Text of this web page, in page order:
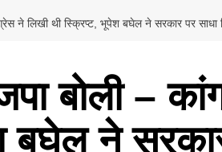
ने लिखी थी स्क्रिप्ट, भूपेश बघेल ने सरकार पर साधा
बोली –
बघेल ने